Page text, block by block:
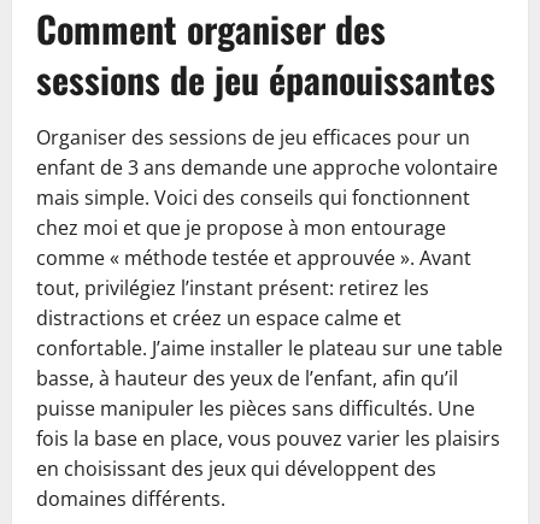
Comment organiser des
sessions de jeu épanouissantes
Organiser des sessions de jeu efficaces pour un
enfant de 3 ans demande une approche volontaire
mais simple. Voici des conseils qui fonctionnent
chez moi et que je propose à mon entourage
comme « méthode testée et approuvée ». Avant
tout, privilégiez l’instant présent: retirez les
distractions et créez un espace calme et
confortable. J’aime installer le plateau sur une table
basse, à hauteur des yeux de l’enfant, afin qu’il
puisse manipuler les pièces sans difficultés. Une
fois la base en place, vous pouvez varier les plaisirs
en choisissant des jeux qui développent des
domaines différents.